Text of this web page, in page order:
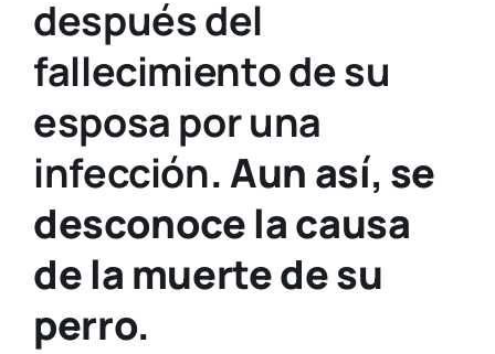
después del
fallecimiento de su
esposa por una
infección. Aun así, se
desconoce la causa
de la muerte de su
perro.